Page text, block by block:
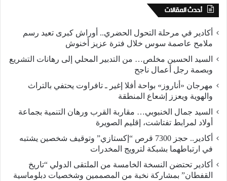
أحدث المقالات
أكادير في مرحلة التحول الحضري.. أوراش كبرى تعيد رسم
ملامح عاصمة سوس خلال فترة عزيز أخنوش
السيد الحسين مخلص… من التدبير المحلي إلى رهانات التشريع
وبصمة رجل أعمال ناجح
مهرجان «أناروز» بواحة أفلا إغير ـ تافراوت يحتفي بالتراث
والهوية ويعزز إشعاع المنطقة
السيد جمال الخنبوبي… مقاربة القرب ورهان التنمية بجماعة
أولاد لمرابط تفتاشت، إقليم الصويرة
أكادير.. حجز 7300 قرص “إكستازي” وتوقيف شخصين يشتبه
في ارتباطهما بشبكة لترويج المخدرات
أكادير تحتضن النسخة الخامسة من الملتقى الدولي “تاريخ
القفطان” بمشاركة نخبة من المصممين وشخصيات دبلوماسية